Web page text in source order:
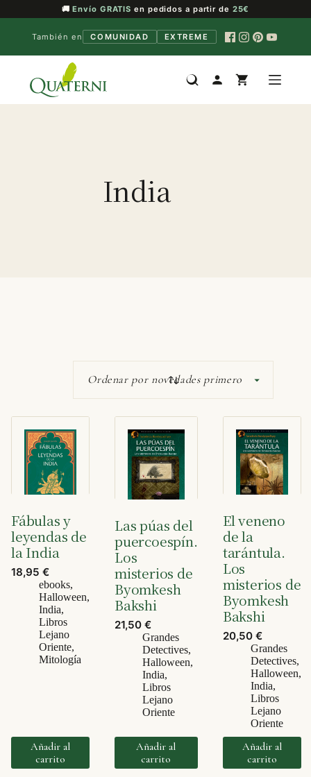
🚚Envío GRATIS en pedidos a partir de 25€
También en COMUNIDAD EXTREME
contenido
India
Fábulas y
leyendas de
la India
18,95 €
ebooks,
Halloween,
India,
Libros
Lejano
Oriente,
Mitología
Añadir al
carrito
Las púas del
puercoespín.
Los
misterios de
Byomkesh
Bakshi
21,50 €
Grandes
Detectives,
Halloween,
India,
Libros
Lejano
Oriente
Añadir al
carrito
El veneno
de la
tarántula.
Los
misterios de
Byomkesh
Bakshi
20,50 €
Grandes
Detectives,
Halloween,
India,
Libros
Lejano
Oriente
Añadir al
carrito